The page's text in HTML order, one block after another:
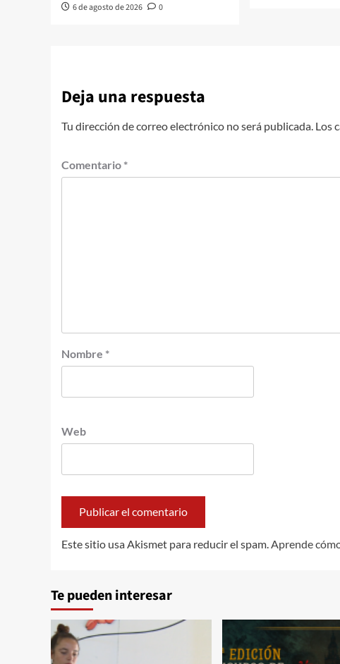
6 de agosto de 2026 0
Deja una respuesta
Tu dirección de correo electrónico no será publicada. Los
Comentario *
Nombre *
Web
Este sitio usa Akismet para reducir el spam. Aprende
Te pueden interesar